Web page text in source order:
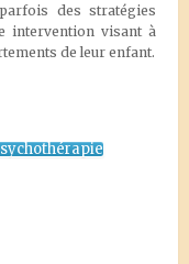
des stratégies
intervention visant à
de leur enfant.